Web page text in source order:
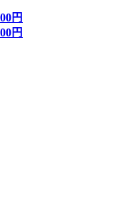
円
円